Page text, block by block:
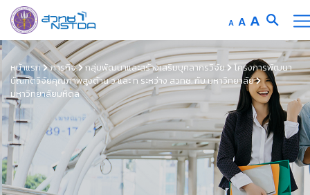
Skip
to
content
A Decrease
font
size.
AReset
font
size.
A
font
size.
หน้าแรก ภารกิจ กลุ่มพัฒนาและสร้างเสริมบุคลากรวิจัย
โครงการพัฒนา
บัณฑิตวิจัยคุณภาพสูงด้าน ว และ ท ระหว่าง สวทช. กับ มหาวิทยาลัย
มหาวิทยาลัยมหิดล